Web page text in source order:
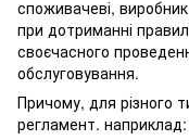
споживачеві,
при дотриманні
своєчасного
обслуговування.
Причому, для різного
регламент. наприклад: